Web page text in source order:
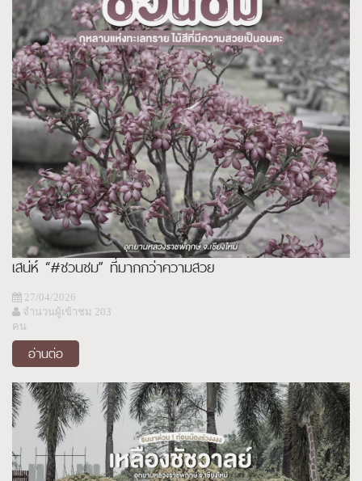
เสน่ห์ “#ชวนชม” ที่มากกว่าความสวย
27/04/2026
จำนวนผู้เข้าชม 203
คน
อ่านต่อ